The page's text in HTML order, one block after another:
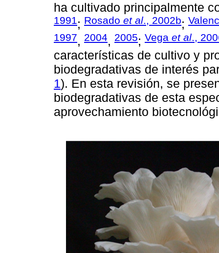
ha cultivado principalmente
1991; Rosado et al., 2002b;
1997, 2004, 2005; Vega et al .,
características de cultivo y
biodegradativas de interés
1). En esta revisión, se
biodegradativas de esta
aprovechamiento